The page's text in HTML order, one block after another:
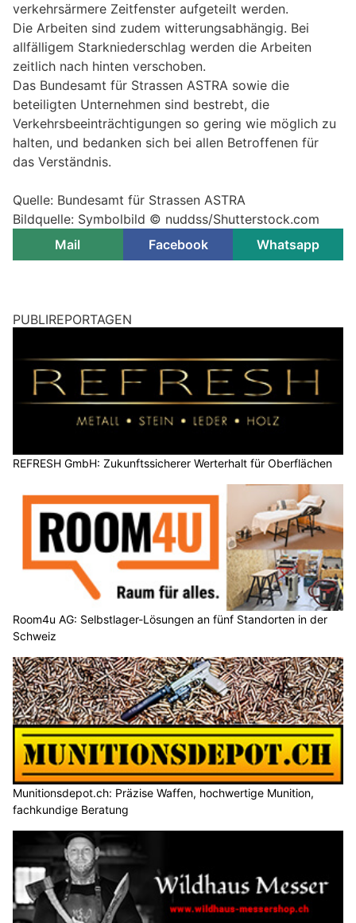
verkehrsärmere Zeitfenster aufgeteilt werden.
Die Arbeiten sind zudem witterungsabhängig. Bei
allfälligem Starkniederschlag werden die Arbeiten
zeitlich nach hinten verschoben.
Das Bundesamt für Strassen ASTRA sowie die
beteiligten Unternehmen sind bestrebt, die
Verkehrsbeeinträchtigungen so gering wie möglich zu
halten, und bedanken sich bei allen Betroffenen für
das Verständnis.
Quelle: Bundesamt für Strassen ASTRA
Bildquelle: Symbolbild © nuddss/Shutterstock.com
Mail
Facebook Whatsapp
REFRESH GmbH: Zukunftssicherer Werterhalt für Oberflächen
Room4u AG: Selbstlager-Lösungen an fünf Standorten in der
Munitionsdepot.ch: Präzise Waffen, hochwertige Munition,
fachkundige Beratung